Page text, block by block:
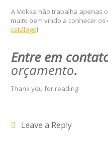
A Mokka não trabalha apenas
muito bem vindo a conhecer
catálogo!
Entre em
orçamento.
Thank you for reading!
Leave a Reply